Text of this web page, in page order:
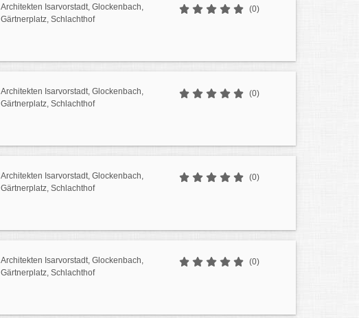
Architekten Isarvorstadt, Glockenbach,
Gärtnerplatz, Schlachthof
(0)
Architekten Isarvorstadt, Glockenbach,
Gärtnerplatz, Schlachthof
(0)
Architekten Isarvorstadt, Glockenbach,
Gärtnerplatz, Schlachthof
(0)
Architekten Isarvorstadt, Glockenbach,
Gärtnerplatz, Schlachthof
(0)